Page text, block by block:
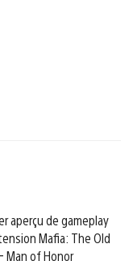
aperçu de gameplay
Mafia: The Old
Man of Honor